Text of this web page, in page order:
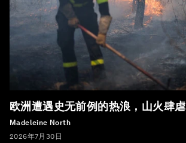
欧洲遭遇史无前例的热浪，山火肆虐
Madeleine North
2026年7月30日